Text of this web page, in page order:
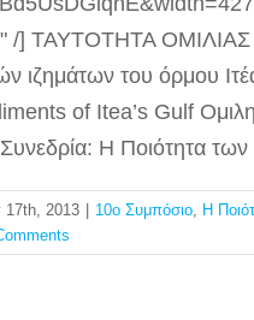
/] ΤΑΥΤΟΤΗΤΑ ΟΜΙΛΙΑΣ
ιζημάτων του όρμου
of Itea’s Gulf
Η Ποιότητα
17th, 2013 10ο Συμπόσιο, Η